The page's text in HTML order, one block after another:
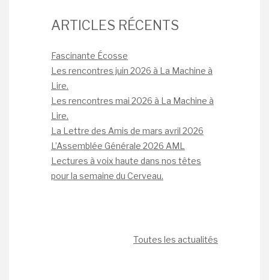
ARTICLES RÉCENTS
Fascinante Écosse
Les rencontres juin 2026 à La Machine à
Lire.
Les rencontres mai 2026 à La Machine à
Lire.
La Lettre des Amis de mars avril 2026
L’Assemblée Générale 2026 AML
Lectures à voix haute dans nos têtes
pour la semaine du Cerveau.
Toutes les actualités